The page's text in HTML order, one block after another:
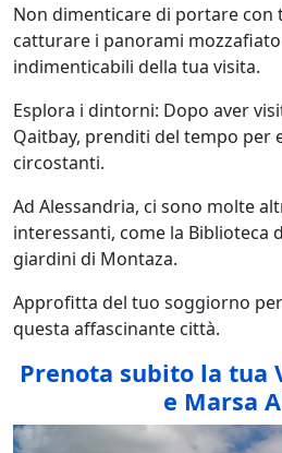
Non dimenticare di portare con
catturare i panorami
indimenticabili della tua visita.
Esplora i dintorni: Dopo aver
Qaitbay, prenditi del tempo per
circostanti.
Ad Alessandria, ci sono molte
interessanti, come la Biblioteca
giardini di Montaza.
Approfitta del tuo soggiorno
questa affascinante città.
Prenota subito la tua
e Marsa